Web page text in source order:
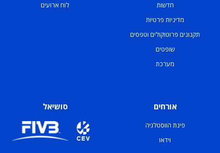
חדשות
מדיניות פרטיות
תקנונים פרוטוקולים וטפסים
שופטים
מערכת
לוח ארועים
אורחים
פינת הווסטלגיה
וידאו
סושיאל